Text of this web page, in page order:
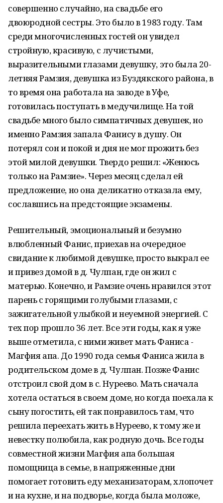
совершенно случайно, на свадьбе его
двоюродной сестры. Это было в 1983 году. Там
среди многочисленных гостей он увидел
стройную, красивую, с лучистыми,
выразительными глазами девушку, это была 20-
летняя Рамзия, девушка из Буздякского района, в
то время она работала на заводе в Уфе,
готовилась поступать в медучилище. На той
свадьбе много было симпатичных девушек, но
именно Рамзия запала Фанису в душу. Он
потерял сон и покой и дня не мог прожить без
этой милой девушки. Твердо решил: «Женюсь
только на Рамзие». Через месяц сделал ей
предложение, но она деликатно отказала ему,
сославшись на предстоящие экзамены.
Решительный, эмоциональный и безумно
влюбленный Фанис, приехав на очередное
свидание к любимой девушке, просто выкрал ее
и привез домой в д. Чулпан, где он жил с
матерью. Конечно, и Рамзие очень нравился этот
парень с горящими голубыми глазами, с
зажигательной улыбкой и неуемной энергией. С
тех пор прошло 36 лет. Все эти годы, как я уже
выше отметила, с ними живет мать Фаниса -
Магфия апа. До 1990 года семья Фаниса жила в
родительском доме в д. Чулпан. Позже Фанис
отстроил свой дом в с. Нуреево. Мать сначала
хотела остаться в своем доме, но когда поехала к
сыну погостить, ей так понравилось там, что
решила переехать жить в Нуреево, к тому же и
невестку полюбила, как родную дочь. Все годы
совместной жизни Магфия апа большая
помощница в семье, в напряженные дни
помогает готовить еду механизаторам, хлопочет
и на кухне, и на подворье, когда была моложе,